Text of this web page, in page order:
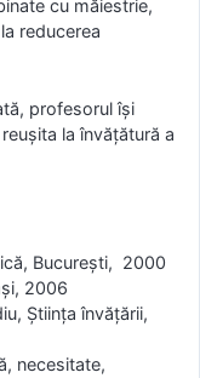
cu măiestrie,
reducerea
profesorul îşi
la învăţătură a
Bucureşti, 2000
2006
Ştiinţa învăţării,
necesitate,